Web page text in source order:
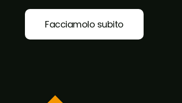
Facciamolo subito